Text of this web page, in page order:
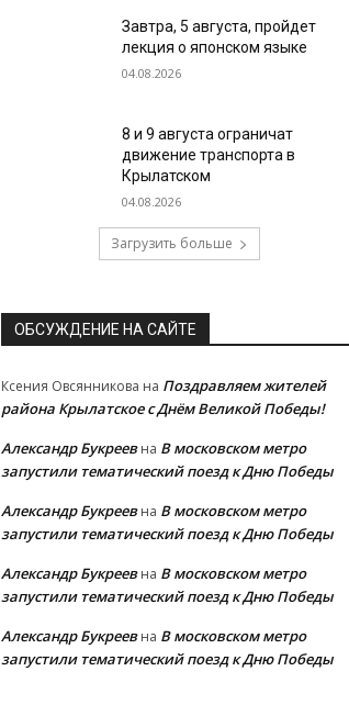
Завтра, 5 августа, пройдет
лекция о японском языке
04.08.2026
8 и 9 августа ограничат
движение транспорта в
Крылатском
04.08.2026
Загрузить больше
ОБСУЖДЕНИЕ НА САЙТЕ
Ксения Овсянникова на Поздравляем жителей
района Крылатское с Днём Великой Победы!
Александр Букреевна В московском метро
запустили тематический поезд к Дню Победы
Александр Букреевна В московском метро
запустили тематический поезд к Дню Победы
Александр Букреевна В московском метро
запустили тематический поезд к Дню Победы
Александр Букреевна В московском метро
запустили тематический поезд к Дню Победы